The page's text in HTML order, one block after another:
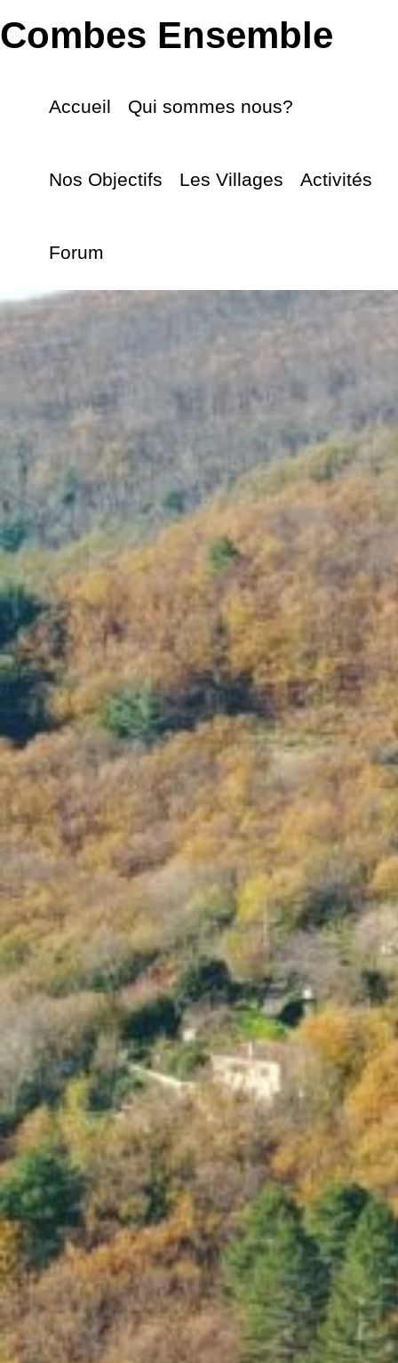
Combes Ensemble
Accueil Qui sommes nous?
Nos Objectifs Les Villages Activités
Forum